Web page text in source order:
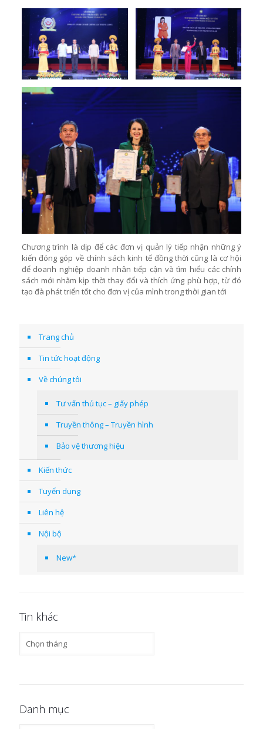
Chương trình là dịp để các đơn vị quản lý tiếp nhận những ý
kiến đóng góp về chính sách kinh tế đồng thời cũng là cơ hội
để doanh nghiệp doanh nhân tiếp cận và tìm hiểu các chính
sách mới nhằm kịp thời thay đổi và thích ứng phù hợp, từ đó
tạo đà phát triển tốt cho đơn vị của mình trong thời gian tới
Trang chủ
Tin tức hoạt động
Về chúng tôi
Tư vấn thủ tục – giấy phép
Truyền thông – Truyền hình
Bảo vệ thương hiệu
Kiến thức
Tuyển dụng
Liên hệ
Nội bộ
New*
Tin khác
khác
Danh mục